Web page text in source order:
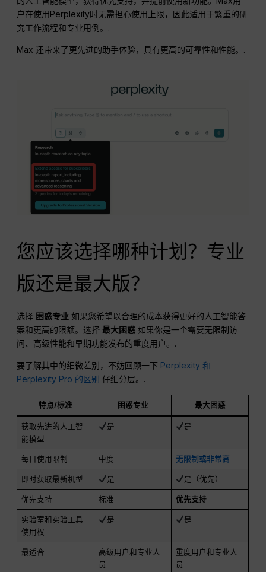
户在使用Perplexity时无需担心使用上限，因此适用于繁重的研
究工作流程和专业用例。.
Max 还带来了更先进的助手体验，具有更高的可靠性和性能。.
您应该选择哪种计划？专业
版还是最大版？
选择 困惑专业 如果您希望以合理的成本获得更好的人工智能答
案和更高的限额。选择 最大困惑 如果你是一个需要无限制访
问、高级性能和早期功能发布的重度用户。.
要了解其中的细微差别，不妨回顾一下 Perplexity 和
Perplexity Pro 的区别 仔细分层。.
特点/标准 困惑专业 最大困惑
获取先进的人工智
能模型
是 是
每日使用限制 中度 无限制或非常高
即时获取最新机型 是 是（优先）
优先支持 标准 优先支持
实验室和实验工具
使用权
是 是
最适合
高级用户和专业人
员
重度用户和专业人
员